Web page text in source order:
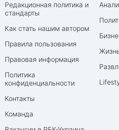
Редакционная политика и
стандарты
Как стать нашим автором
Правила пользования
Правовая информация
Политика
конфиденциальности
Контакты
Команда